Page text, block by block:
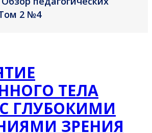
2 №4
ТЕЛА
ГЛУБОКИМИ
ЗРЕНИЯ